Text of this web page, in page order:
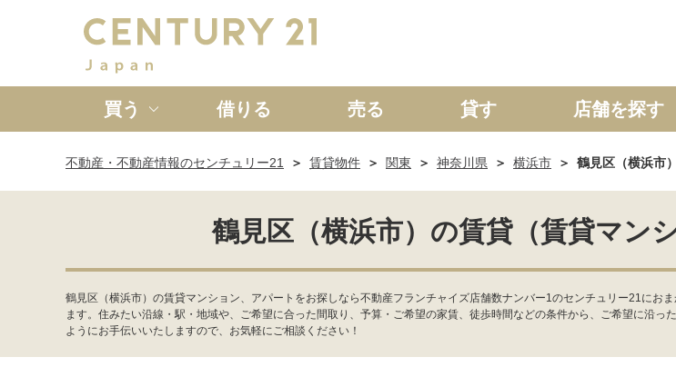
買う
新築一戸建て 中古一戸建て マンション 土地
借りる 売る 貸す 店舗を探す
不動産・不動産情報のセンチュリー21 賃貸物件 関東 神奈川県 横浜市 鶴見区（横浜市
鶴見区（横浜市）の賃貸（賃貸マン
鶴見区（横浜市）の賃貸マンション、アパートをお探しなら不動産フランチャイズ店舗数ナンバー1のセンチュリー21にお
ます。住みたい沿線・駅・地域や、ご希望に合った間取り、予算・ご希望の家賃、徒歩時間などの条件から、ご希望に沿
ようにお手伝いいたしますので、お気軽にご相談ください！